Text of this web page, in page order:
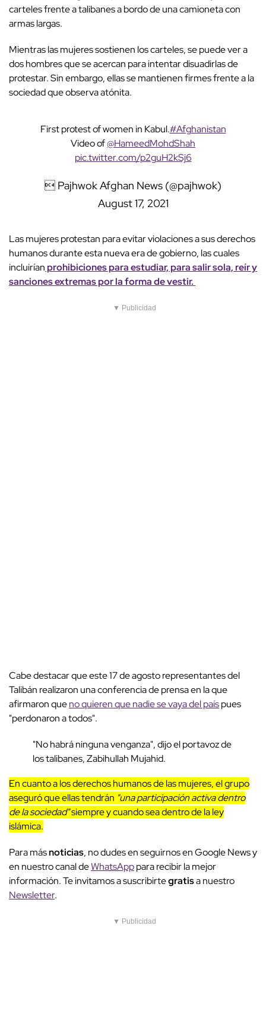
carteles frente a talibanes a bordo de una camioneta con
armas largas.
Mientras las mujeres sostienen los carteles, se puede ver a
dos hombres que se acercan para intentar disuadirlas de
protestar. Sin embargo, ellas se mantienen firmes frente a la
sociedad que observa atónita.
First protest of women in Kabul.#Afghanistan
Video of@HameedMohdShah
pic.twitter.com/p2guH2kSj6
 Pajhwok Afghan News (@pajhwok)
August 17, 2021
Las mujeres protestan para evitar violaciones a sus derechos
humanos durante esta nueva era de gobierno, las cuales
incluirían prohibiciones para estudiar, para salir sola, reír y
sanciones extremas por la forma de vestir.
▼ Publicidad
Cabe destacar que este 17 de agosto representantes del
Talibán realizaron una conferencia de prensa en la que
afirmaron queno quieren que nadie se vaya del paíspues
"perdonaron a todos".
"No habrá ninguna venganza", dijo el portavoz de
los talibanes, Zabihullah Mujahid.
En cuanto a los derechos humanos de las mujeres, el grupo
aseguró que ellas tendrán "una participación activa dentro
de la sociedad"siempre y cuando sea dentro de la ley
islámica.
Para másnoticias, no dudes en seguirnos en Google News y
en nuestro canal deWhatsApppara recibir la mejor
información. Te invitamos a suscribirtegratisa nuestro
Newsletter.
▼ Publicidad